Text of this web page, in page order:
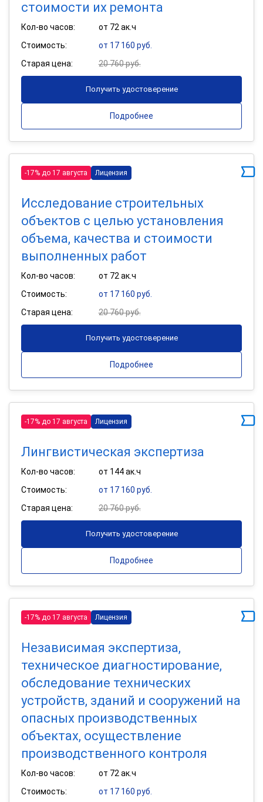
стоимости их ремонта
Кол-во часов:
от 72 ак.ч
Стоимость:
от 17 160 руб.
Старая цена:
20 760 руб.
Получить удостоверение
Подробнее
-17% до 17 августа Лицензия
Исследование строительных
объектов с целью установления
объема, качества и стоимости
выполненных работ
Кол-во часов:
от 72 ак.ч
Стоимость:
от 17 160 руб.
Старая цена:
20 760 руб.
Получить удостоверение
Подробнее
-17% до 17 августа Лицензия
Лингвистическая экспертиза
Кол-во часов:
от 144 ак.ч
Стоимость:
от 17 160 руб.
Старая цена:
20 760 руб.
Получить удостоверение
Подробнее
-17% до 17 августа Лицензия
Независимая экспертиза,
техническое диагностирование,
обследование технических
устройств, зданий и сооружений на
опасных производственных
объектах, осуществление
производственного контроля
Кол-во часов:
от 72 ак.ч
Стоимость:
от 17 160 руб.